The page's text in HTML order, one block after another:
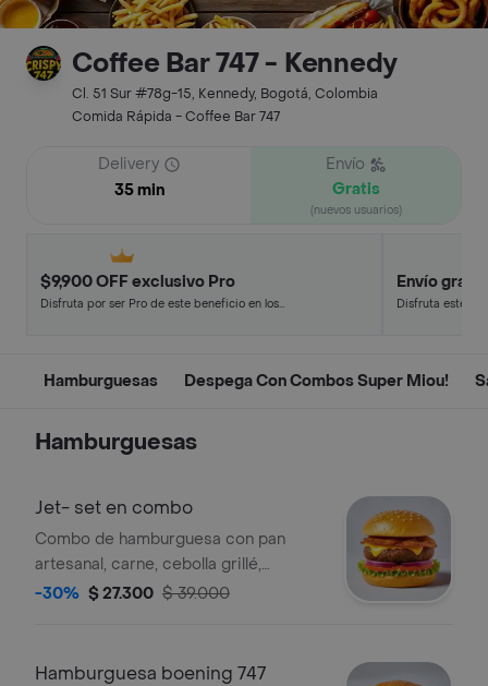
Coffee Bar 747 - Kennedy
Cl. 51 Sur #78g-15, Kennedy, Bogotá, Colombia
Comida Rápida - Coffee Bar 747
Delivery
35 min
Envío
Gratis
(nuevos usuarios)
$9,900 OFF exclusivo Pro
Disfruta por ser Pro de este beneficio en los
Envío
Disfruta este
Hamburguesas Despega Con Combos Super Miou!
Hamburguesas
Jet- set en combo
Combo de hamburguesa con pan
artesanal, carne, cebolla grillé,
tocineta, queso, lechuga, tomate,
-30% $ 27.300 $ 39.000
Hamburguesa boening 747